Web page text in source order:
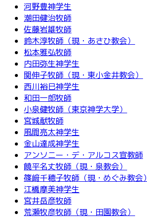
河野豊神学生
潮田健治牧師
佐藤岩雄牧師
鈴木淳牧師（現・あさひ教会）
松本雅弘牧師
内田弥生神学生
関伸子牧師（現・東小金井教会）
西川裕巳神学生
和田一郎牧師
小泉健牧師（東京神学大学）
宮城献牧師
風間亮太神学生
金山達成神学生
アンソニー・デ・アルコス宣教師
饒平名丈牧師（現・泉教会）
篠﨑千穂子牧師（現・めぐみ教会）
江橋摩美神学生
宮井岳彦牧師
荒瀬牧彦牧師（現・田園教会）